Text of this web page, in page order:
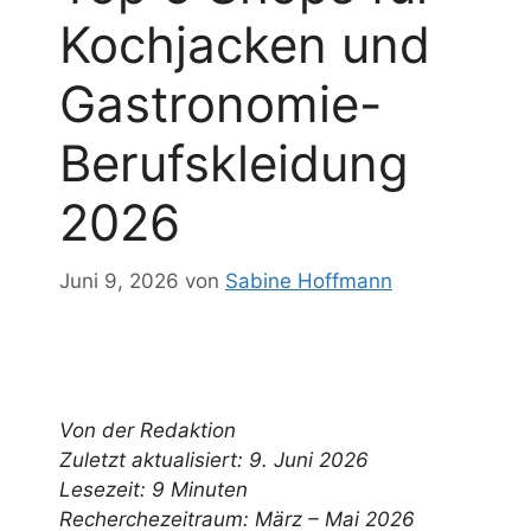
Kochjacken und
Gastronomie-
Berufskleidung
2026
Juni 9, 2026 von Sabine Hoffmann
Von der Redaktion
Zuletzt aktualisiert: 9. Juni 2026
Lesezeit: 9 Minuten
Recherchezeitraum: März – Mai 2026